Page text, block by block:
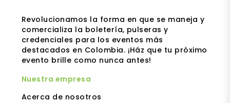
Revolucionamos la forma en que se maneja y
comercializa la boletería, pulseras y
credenciales para los eventos más
destacados en Colombia. ¡Ház que tu próximo
evento brille como nunca antes!
Nuestra empresa
Acerca de nosotros